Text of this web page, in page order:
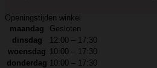
Openingstijden winkel
maandag
Gesloten
dinsdag
12:00 – 17:30
woensdag 10:00 – 17:30
donderdag 10:00 – 17:30